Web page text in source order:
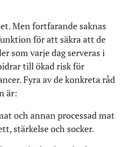
Men fortfarande saknas
för att säkra att de
som varje dag serveras i
till ökad risk för
Fyra av de konkreta råd
är:
och annan processad mat
stärkelse och socker.